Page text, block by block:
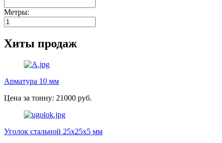
Метры:
Хиты продаж
Арматура 10 мм
Цена за тонну: 21000 руб.
Уголок стальной 25х25х5 мм